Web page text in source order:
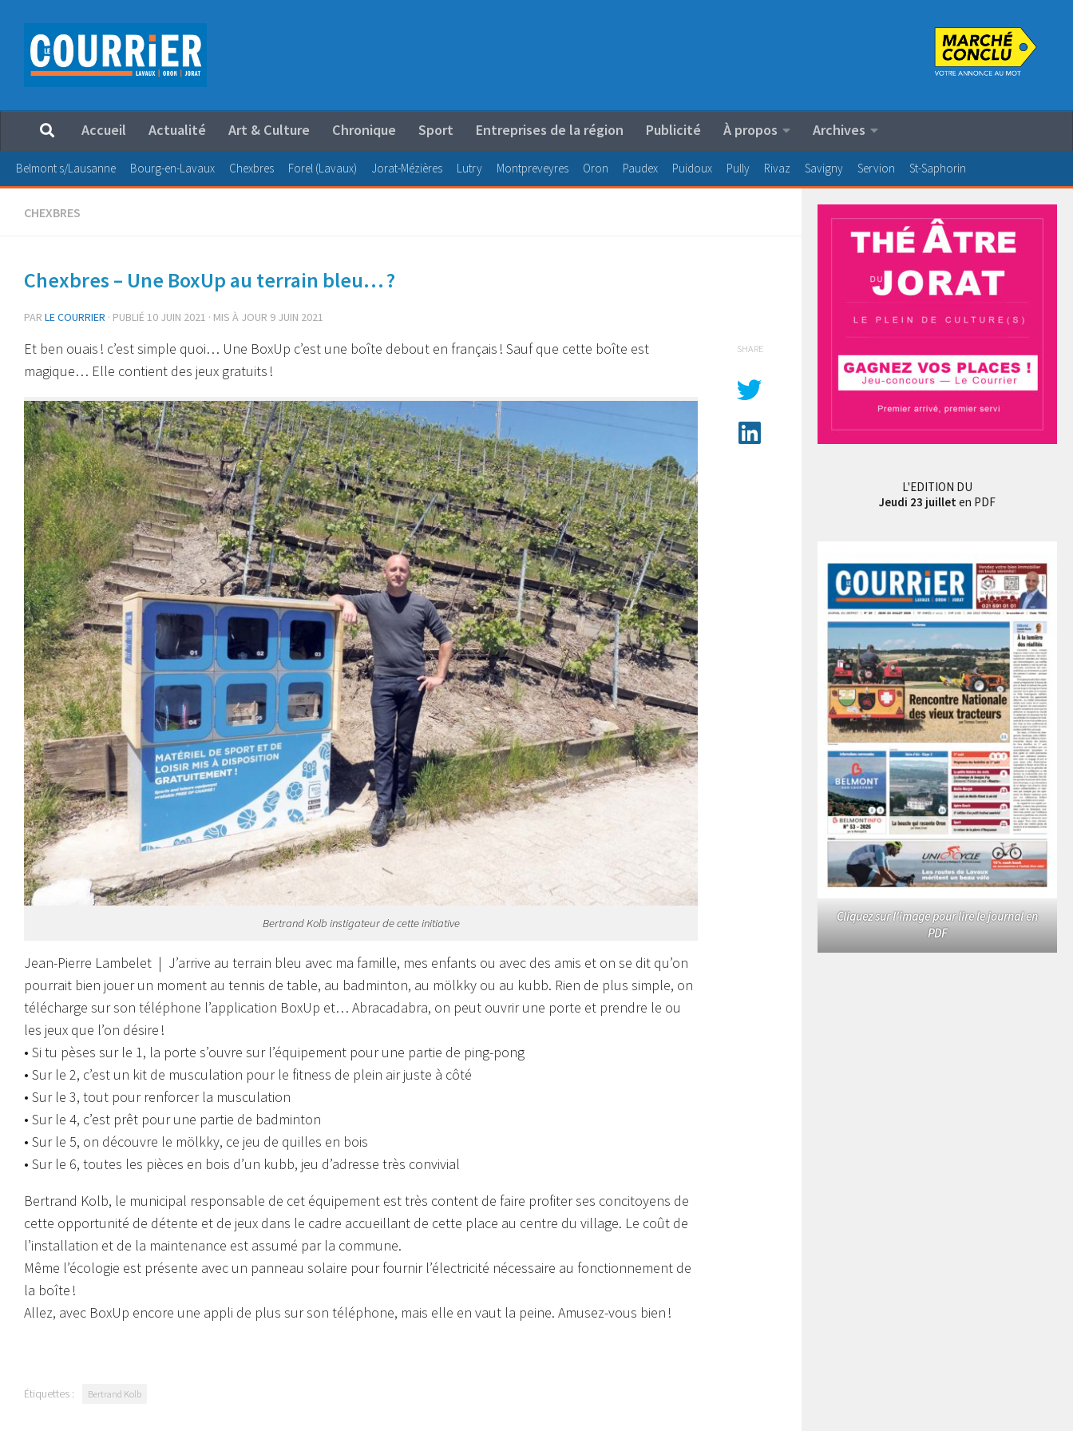
Au dessous du contenu
Accueil Actualité Art & Culture Chronique Sport Entreprises de la région Publicité À propos Archives
Belmont s/Lausanne Bourg-en-Lavaux Chexbres Forel (Lavaux) Jorat-Mézières Lutry Montpreveyres Oron Paudex Puidoux Pully Rivaz Savigny Servion St-Saphorin
CHEXBRES
Chexbres – Une BoxUp au terrain bleu… ?
PAR LE COURRIER · PUBLIÉ 10 JUIN 2021 · MIS À JOUR 9 JUIN 2021
Et ben ouais ! c’est simple quoi… Une BoxUp c’est une boîte debout en français ! Sauf que cette boîte est
magique… Elle contient des jeux gratuits !
Bertrand Kolb instigateur de cette initiative
Jean-Pierre Lambelet | J’arrive au terrain bleu avec ma famille, mes enfants ou avec des amis et on se dit qu’on
pourrait bien jouer un moment au tennis de table, au badminton, au mölkky ou au kubb. Rien de plus simple, on
télécharge sur son téléphone l’application BoxUp et… Abracadabra, on peut ouvrir une porte et prendre le ou
les jeux que l’on désire !
• Si tu pèses sur le 1, la porte s’ouvre sur l’équipement pour une partie de ping-pong
• Sur le 2, c’est un kit de musculation pour le fitness de plein air juste à côté
• Sur le 3, tout pour renforcer la musculation
• Sur le 4, c’est prêt pour une partie de badminton
• Sur le 5, on découvre le mölkky, ce jeu de quilles en bois
• Sur le 6, toutes les pièces en bois d’un kubb, jeu d’adresse très convivial
Bertrand Kolb, le municipal responsable de cet équipement est très content de faire profiter ses concitoyens de
cette opportunité de détente et de jeux dans le cadre accueillant de cette place au centre du village. Le coût de
l’installation et de la maintenance est assumé par la commune.
Même l’écologie est présente avec un panneau solaire pour fournir l’électricité nécessaire au fonctionnement de
la boîte !
Allez, avec BoxUp encore une appli de plus sur son téléphone, mais elle en vaut la peine. Amusez-vous bien !
SHARE
Étiquettes : Bertrand Kolb
L'EDITION DU
Jeudi 23 juillet en PDF
Cliquez sur l'image pour lire le journal en
PDF